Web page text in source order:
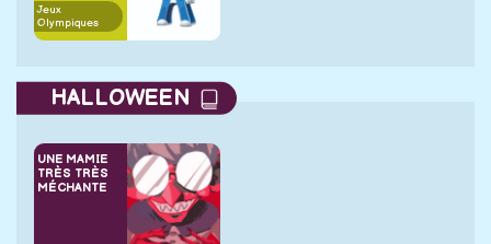
Jeux
Olympiques
HALLOWEEN
UNE MAMIE
TRÈS TRÈS
MÉCHANTE